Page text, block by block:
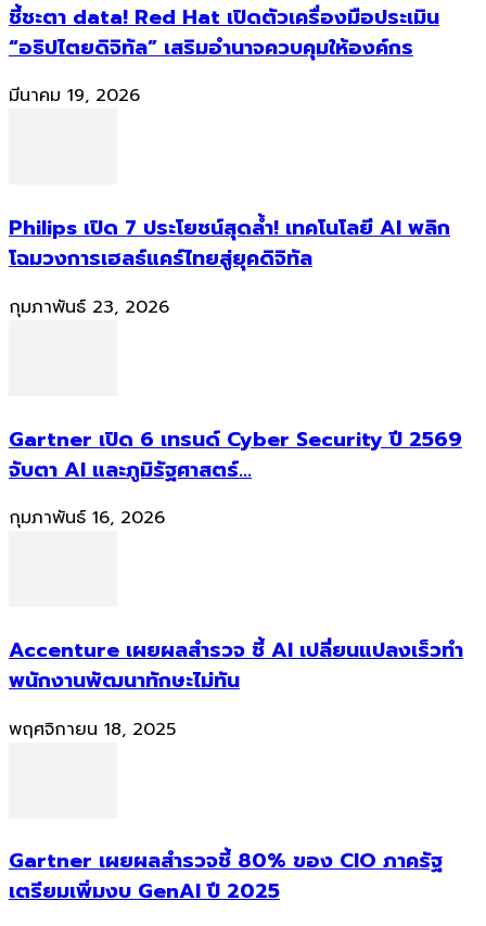
ชี้ชะตา data! Red Hat เปิดตัวเครื่องมือประเมิน
“อธิปไตยดิจิทัล” เสริมอำนาจควบคุมให้องค์กร
มีนาคม 19, 2026
Philips เปิด 7 ประโยชน์สุดล้ำ! เทคโนโลยี AI พลิก
โฉมวงการเฮลธ์แคร์ไทยสู่ยุคดิจิทัล
กุมภาพันธ์ 23, 2026
Gartner เปิด 6 เทรนด์ Cyber Security ปี 2569
จับตา AI และภูมิรัฐศาสตร์...
กุมภาพันธ์ 16, 2026
Accenture เผยผลสำรวจ ชี้ AI เปลี่ยนแปลงเร็วทำ
พนักงานพัฒนาทักษะไม่ทัน
พฤศจิกายน 18, 2025
Gartner เผยผลสำรวจชี้ 80% ของ CIO ภาครัฐ
เตรียมเพิ่มงบ GenAI ปี 2025